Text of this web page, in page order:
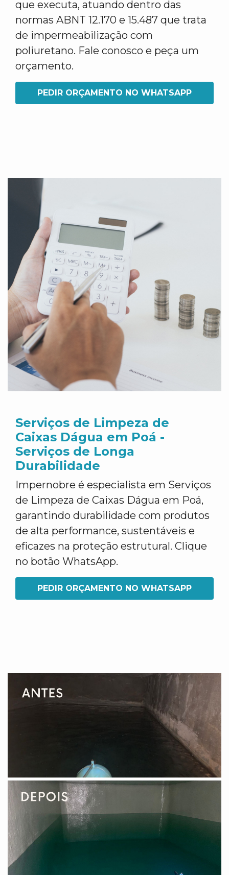
que executa, atuando dentro das
normas ABNT 12.170 e 15.487 que trata
de impermeabilização com
poliuretano. Fale conosco e peça um
orçamento.
PEDIR ORÇAMENTO NO WHATSAPP
Serviços de Limpeza de
Caixas Dágua em Poá -
Serviços de Longa
Durabilidade
Impernobre é especialista em Serviços
de Limpeza de Caixas Dágua em Poá,
garantindo durabilidade com produtos
de alta performance, sustentáveis e
eficazes na proteção estrutural. Clique
no botão WhatsApp.
PEDIR ORÇAMENTO NO WHATSAPP